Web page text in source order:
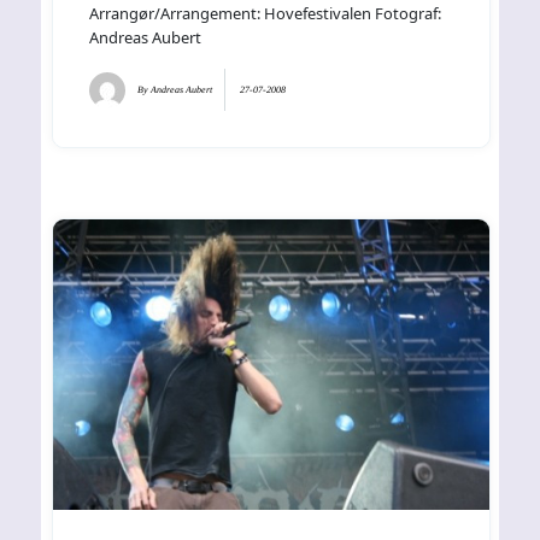
Arrangør/Arrangement: Hovefestivalen Fotograf:
Andreas Aubert
ByAndreas Aubert 27-07-2008